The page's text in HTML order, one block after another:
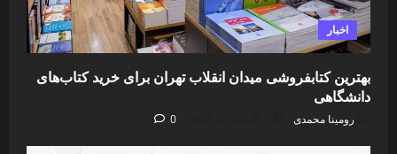
اخبار
بهترین کتابفروشی میدان انقلاب تهران برای خرید کتاب‌های
دانشگاهی
رومینا محمدی 0